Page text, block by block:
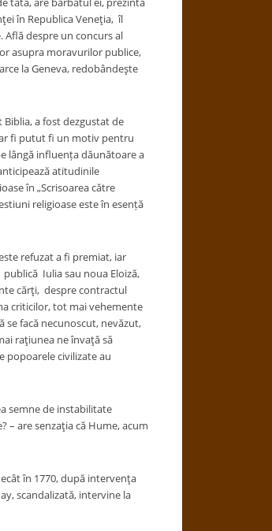
în Republica Veneţia, îl
despre un concurs al
asupra moravurilor publice,
la Geneva, redobândeşte
a fost dezgustat de
fi putut fi un motiv pentru
lângă influența dăunătoare a
atitudinile
în „Scrisoarea către
religioase este în esență
refuzat a fi premiat, iar
Iulia sau noua Eloiză,
cărţi, despre contractul
criticilor, tot mai vehemente
se facă necunoscut, nevăzut,
raţiunea ne învaţă să
popoarele civilizate au
semne de instabilitate
– are senzaţia că Hume, acum
în 1770, după intervenţa
scandalizată, intervine la